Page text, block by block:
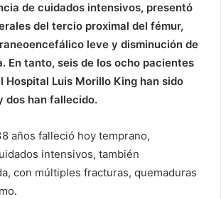
de cuidados intensivos, presentó
del tercio proximal del fémur,
leve y disminución de
En tanto, seis de los ocho pacientes
Hospital Luis Morillo King han sido
dos han fallecido.
años falleció hoy temprano,
intensivos, también
con múltiples fracturas, quemaduras